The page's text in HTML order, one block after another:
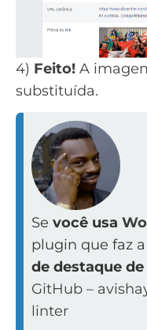
4) Feito! A
substituída.
Se você usa
plugin que faz a
de destaque
GitHub –
linter